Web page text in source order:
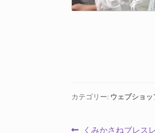
カテゴリー: ウェブショッ
前
くみかさねブレス